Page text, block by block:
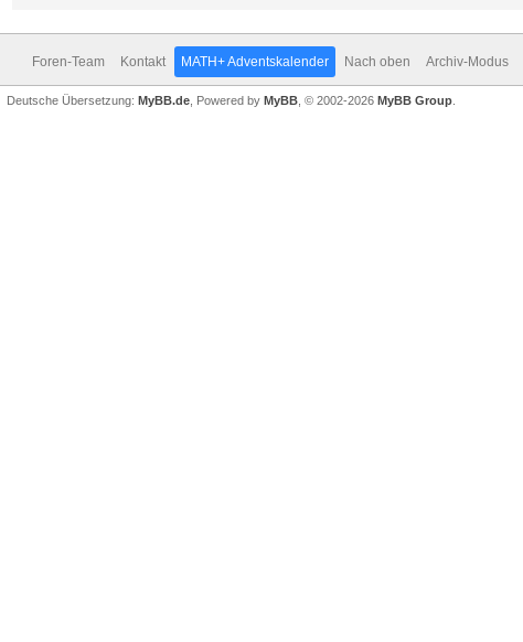
Foren-Team Kontakt MATH+ Adventskalender Nach oben Archiv-Modus
Deutsche Übersetzung: MyBB.de , Powered by MyBB , © 2002-2026 MyBB Group